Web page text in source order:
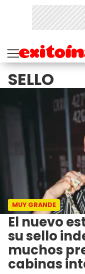
SELLO
MUY GRANDE
El nuevo
su sello
muchos
cabinas